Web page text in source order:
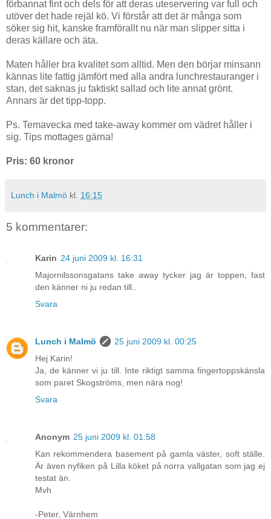
förbannat fint och dels för att deras uteservering var full och
utöver det hade rejäl kö. Vi förstår att det är många som
söker sig hit, kanske framförallt nu när man slipper sitta i
deras källare och äta.
Maten håller bra kvalitet som alltid. Men den börjar minsann
kännas lite fattig jämfört med alla andra lunchrestauranger i
stan, det saknas ju faktiskt sallad och lite annat grönt.
Annars är det tipp-topp.
Ps. Temavecka med take-away kommer om vädret håller i
sig. Tips mottages gärna!
Pris: 60 kronor
Lunch i Malmö kl. 16:15
5 kommentarer:
Karin 24 juni 2009 kl. 16:31
Majornilssonsgatans take away tycker jag är toppen, fast
den känner ni ju redan till..
Svara
Lunch i Malmö
25 juni 2009 kl. 00:25
Hej Karin!
Ja, de känner vi ju till. Inte riktigt samma fingertoppskänsla
som paret Skogströms, men nära nog!
Svara
Anonym 25 juni 2009 kl. 01:58
Kan rekommendera basement på gamla väster, soft ställe.
Är även nyfiken på Lilla köket på norra vallgatan som jag ej
testat än.
Mvh
-Peter, Värnhem